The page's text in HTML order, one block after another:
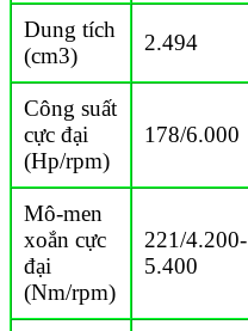
Dung tích
(cm3)
2.494
Công suất
cực đại
(Hp/rpm)
178/6.000
Mô-men
xoắn cực
đại
(Nm/rpm)
221/4.200-
5.400